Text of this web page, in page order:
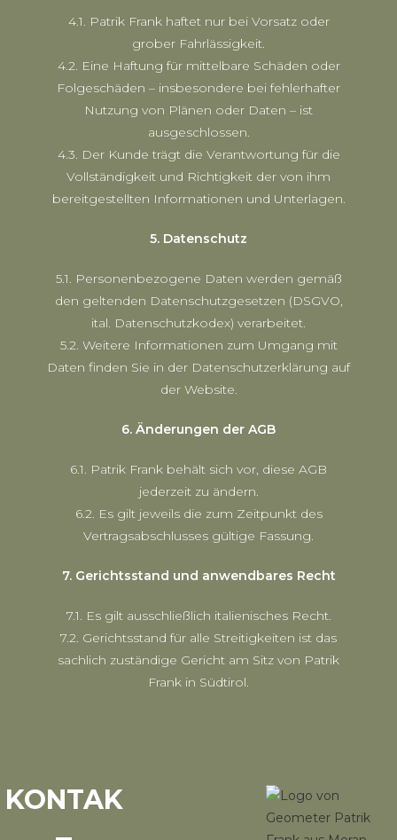
4.1. Patrik Frank haftet nur bei Vorsatz oder
grober Fahrlässigkeit.
4.2. Eine Haftung für mittelbare Schäden oder
Folgeschäden – insbesondere bei fehlerhafter
Nutzung von Plänen oder Daten – ist
ausgeschlossen.
4.3. Der Kunde trägt die Verantwortung für die
Vollständigkeit und Richtigkeit der von ihm
bereitgestellten Informationen und Unterlagen.
5. Datenschutz
5.1. Personenbezogene Daten werden gemäß
den geltenden Datenschutzgesetzen (DSGVO,
ital. Datenschutzkodex) verarbeitet.
5.2. Weitere Informationen zum Umgang mit
Daten finden Sie in der Datenschutzerklärung auf
der Website.
6. Änderungen der AGB
6.1. Patrik Frank behält sich vor, diese AGB
jederzeit zu ändern.
6.2. Es gilt jeweils die zum Zeitpunkt des
Vertragsabschlusses gültige Fassung.
7. Gerichtsstand und anwendbares Recht
7.1. Es gilt ausschließlich italienisches Recht.
7.2. Gerichtsstand für alle Streitigkeiten ist das
sachlich zuständige Gericht am Sitz von Patrik
Frank in Südtirol.
KONTAK